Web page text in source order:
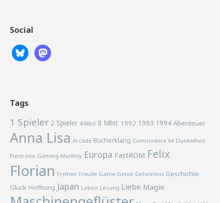
Social
Tags
1 Spieler 2 Spieler 4 Mbit 8 Mbit 1992 1993 1994 Abenteuer
Anna Lisa Arcade Bücherklang Commodore 64 Dunkelheit
Electronic Gaming Monthly Europa FastROM Felix
Florian Freiheit Freude Game Genie Geheimnis Geschichte
Glück Hoffnung Japan Leben Lesung Liebe Magie